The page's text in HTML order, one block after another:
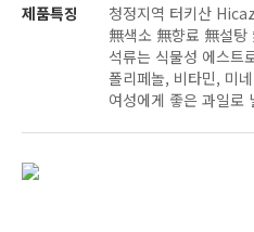
제품특징
청정지역 터키산
無색소 無향료 無설탕
석류는 식물성 에스트
폴리페놀, 비타민, 미
여성에게 좋은 과일로